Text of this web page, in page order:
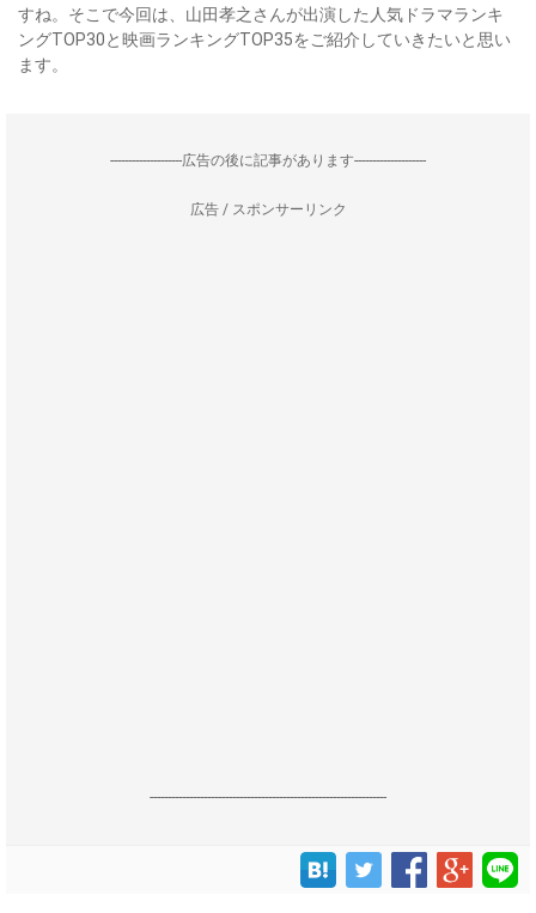
すね。そこで今回は、山田孝之さんが出演した人気ドラマランキ
ングTOP30と映画ランキングTOP35をご紹介していきたいと思い
ます。
--------------------広告の後に記事があります--------------------
広告 / スポンサーリンク
------------------------------------------------------------------